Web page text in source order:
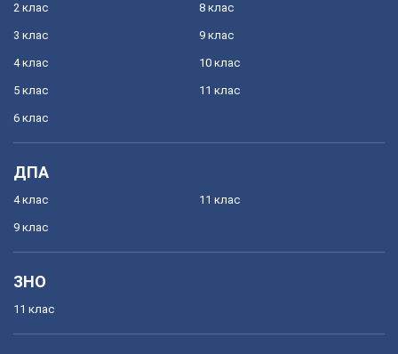
2 клас
3 клас
4 клас
5 клас
6 клас
8 клас
9 клас
10 клас
11 клас
ДПА
4 клас
9 клас
11 клас
ЗНО
11 клас